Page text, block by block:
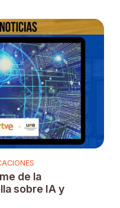
de la
sobre IA y